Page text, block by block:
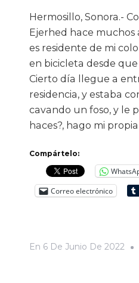
Hermosillo, Sonora.-
Ejerhed hace muchos
es residente de mi
en bicicleta desde
Cierto día llegue a
residencia, y estaba
cavando un foso, y le
haces?, hago mi
Compártelo:
Correo electrónico
En 6 De Junio De 2022